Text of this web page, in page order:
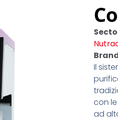
Il
con
ad